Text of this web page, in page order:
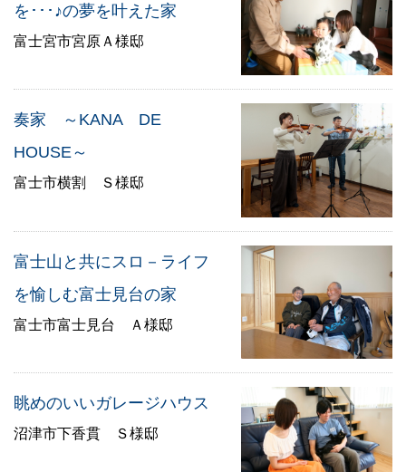
を･･･♪の夢を叶えた家
富士宮市宮原Ａ様邸
奏家 ～KANA DE
HOUSE～
富士市横割 Ｓ様邸
富士山と共にスロ－ライフ
を愉しむ富士見台の家
富士市富士見台 Ａ様邸
眺めのいいガレージハウス
沼津市下香貫 Ｓ様邸